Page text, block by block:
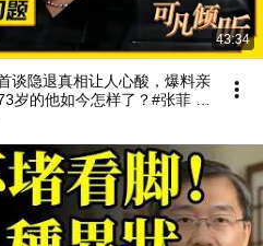
43:34
谈隐退真相让人心酸，爆料亲
岁的他如今怎样了？#张菲 #